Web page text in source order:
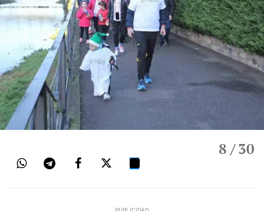
8/ 30